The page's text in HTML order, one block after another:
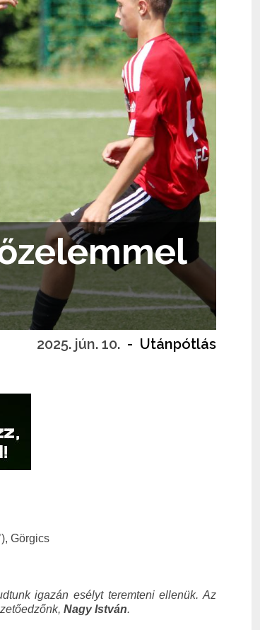
2025. jún. 10. - Utánpótlás
Görgics
igazán esélyt teremteni ellenük. Az
Nagy István.